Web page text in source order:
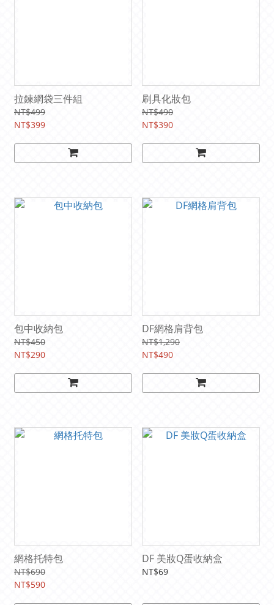
拉鍊網袋三件組
NT$499
NT$399
刷具化妝包
NT$490
NT$390
包中收納包
NT$450
NT$290
DF網格肩背包
NT$1,290
NT$490
網格托特包
NT$690
NT$590
DF 美妝Q蛋收納盒
NT$69